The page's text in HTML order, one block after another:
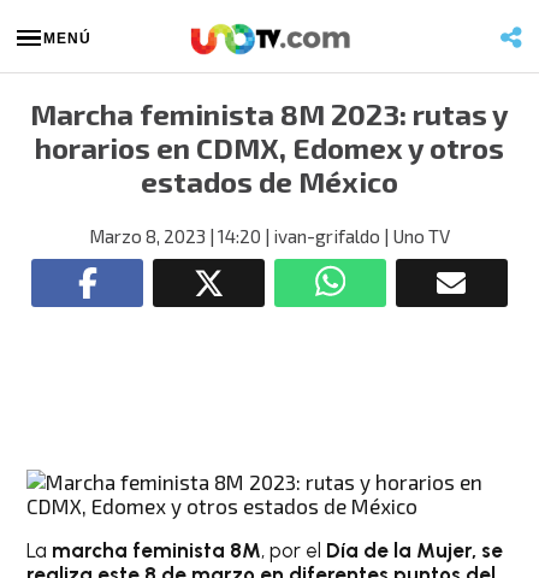
MENÚ
Marcha feminista 8M 2023: rutas y
horarios en CDMX, Edomex y otros
estados de México
Marzo 8, 2023 | 14:20 | ivan-grifaldo | Uno TV
La marcha feminista 8M, por el Día de la Mujer, se